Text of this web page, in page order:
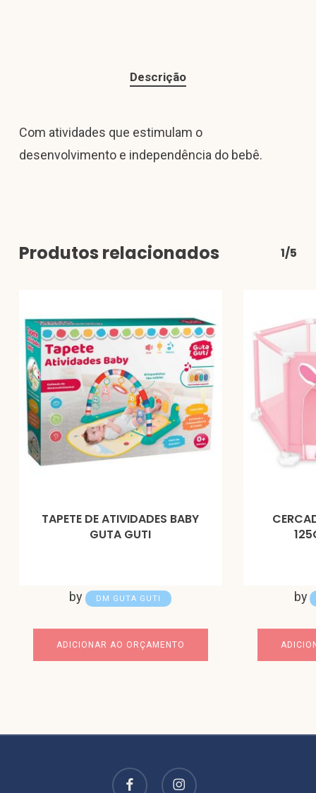
Descrição
Com atividades que estimulam o
desenvolvimento e independência do bebê.
Produtos relacionados 1/5
TAPETE DE ATIVIDADES BABY
GUTA GUTI
by DM GUTA GUTI
ADICIONAR AO ORÇAMENTO
by
facebook instagram